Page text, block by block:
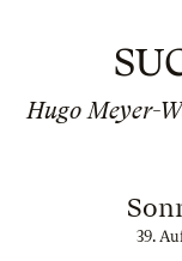
Hugo Meyer-
39.